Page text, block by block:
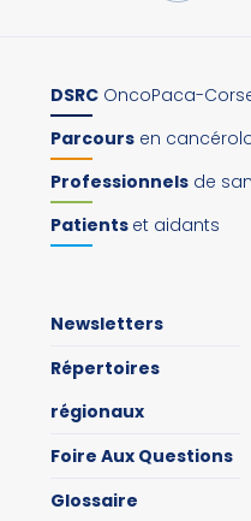
DSRC OncoPaca-
Parcours en
Professionnels de
Patients et aidants
Newsletters
Répertoires
régionaux
Foire Aux Questions
Glossaire